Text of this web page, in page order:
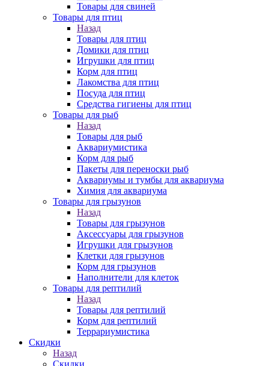
Товары для свиней
Товары для птиц
Назад
Товары для птиц
Домики для птиц
Игрушки для птиц
Корм для птиц
Лакомства для птиц
Посуда для птиц
Средства гигиены для птиц
Товары для рыб
Назад
Товары для рыб
Аквариумистика
Корм для рыб
Пакеты для переноски рыб
Аквариумы и тумбы для аквариума
Химия для аквариума
Товары для грызунов
Назад
Товары для грызунов
Аксессуары для грызунов
Игрушки для грызунов
Клетки для грызунов
Корм для грызунов
Наполнители для клеток
Товары для рептилий
Назад
Товары для рептилий
Корм для рептилий
Террариумистика
Скидки
Назад
Скидки